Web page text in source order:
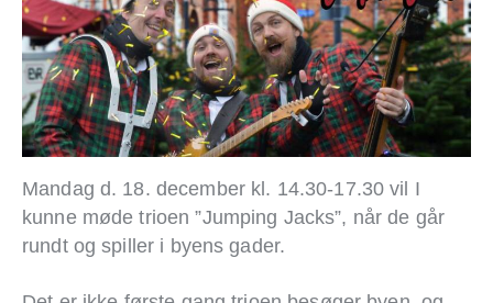
Mandag d. 18. december kl. 14.30-17.30 vil I
kunne møde trioen ”Jumping Jacks”, når de går
rundt og spiller i byens gader.